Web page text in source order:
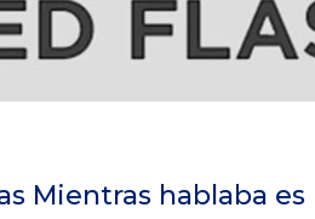
Mientras hablaba